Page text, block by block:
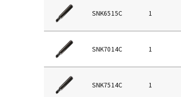
SNK6515C 1
SNK7014C 1
SNK7514C 1